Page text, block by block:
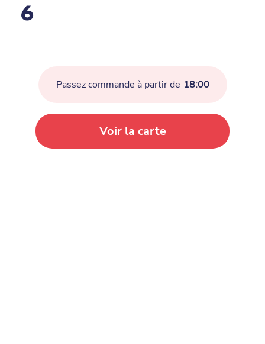
6
Passez commande à partir de 18:00
Voir la carte